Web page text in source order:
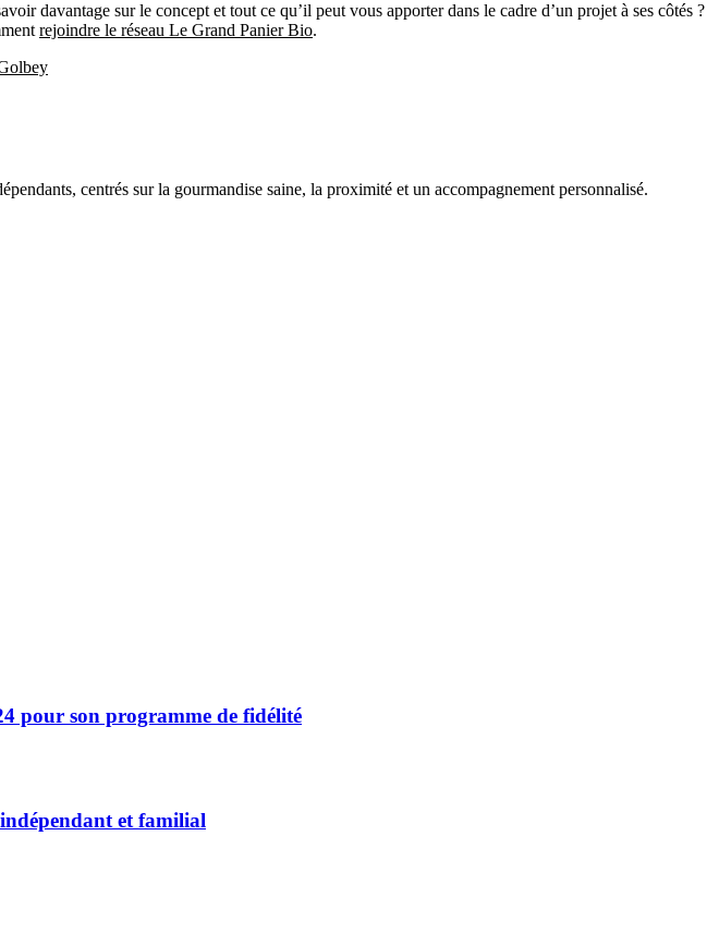
davantage sur le concept et tout ce qu’il peut vous apporter dans le cadre d’un projet à ses côtés
rejoindre le réseau Le Grand Panier Bio.
centrés sur la gourmandise saine, la proximité et un accompagnement personnalisé.
pour son programme de fidélité
et familial